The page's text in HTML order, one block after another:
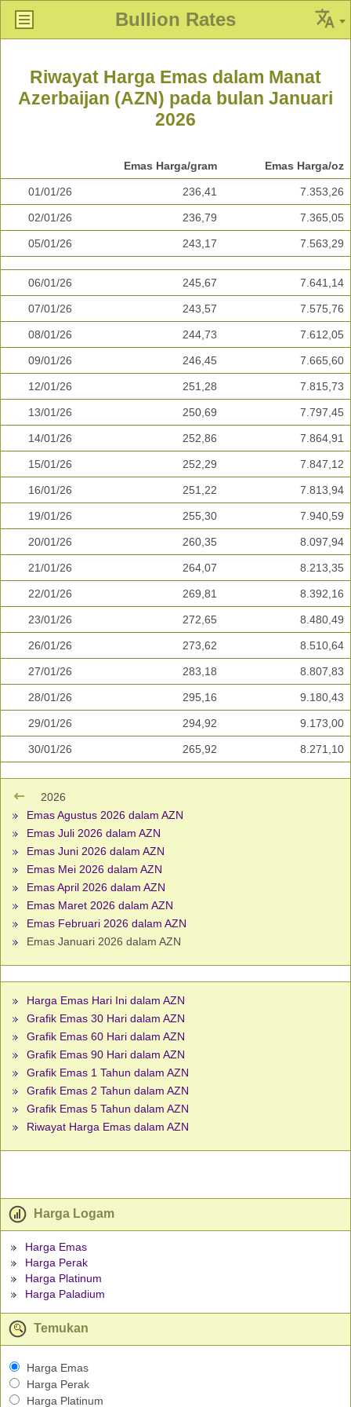
Bullion Rates
Riwayat Harga Emas dalam Manat
Azerbaijan (AZN) pada bulan Januari
2026
Emas Harga/gram Emas Harga/oz
01/01/26 236,41 7.353,26
02/01/26 236,79 7.365,05
05/01/26 243,17 7.563,29
06/01/26 245,67 7.641,14
07/01/26 243,57 7.575,76
08/01/26 244,73 7.612,05
09/01/26 246,45 7.665,60
12/01/26 251,28 7.815,73
13/01/26 250,69 7.797,45
14/01/26 252,86 7.864,91
15/01/26 252,29 7.847,12
16/01/26 251,22 7.813,94
19/01/26 255,30 7.940,59
20/01/26 260,35 8.097,94
21/01/26 264,07 8.213,35
22/01/26 269,81 8.392,16
23/01/26 272,65 8.480,49
26/01/26 273,62 8.510,64
27/01/26 283,18 8.807,83
28/01/26 295,16 9.180,43
29/01/26 294,92 9.173,00
30/01/26 265,92 8.271,10
2026
Emas Agustus 2026 dalam AZN
Emas Juli 2026 dalam AZN
Emas Juni 2026 dalam AZN
Emas Mei 2026 dalam AZN
Emas April 2026 dalam AZN
Emas Maret 2026 dalam AZN
Emas Februari 2026 dalam AZN
Emas Januari 2026 dalam AZN
Harga Emas Hari Ini dalam AZN
Grafik Emas 30 Hari dalam AZN
Grafik Emas 60 Hari dalam AZN
Grafik Emas 90 Hari dalam AZN
Grafik Emas 1 Tahun dalam AZN
Grafik Emas 2 Tahun dalam AZN
Grafik Emas 5 Tahun dalam AZN
Riwayat Harga Emas dalam AZN
Harga Logam
Harga Emas
Harga Perak
Harga Platinum
Harga Paladium
Temukan
Harga Emas
Harga Perak
Harga Platinum